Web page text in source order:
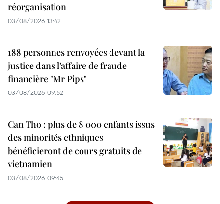
réorganisation
03/08/2026 13:42
188 personnes renvoyées devant la
justice dans l’affaire de fraude
financière "Mr Pips"
03/08/2026 09:52
Can Tho : plus de 8 000 enfants issus
des minorités ethniques
bénéficieront de cours gratuits de
vietnamien
03/08/2026 09:45